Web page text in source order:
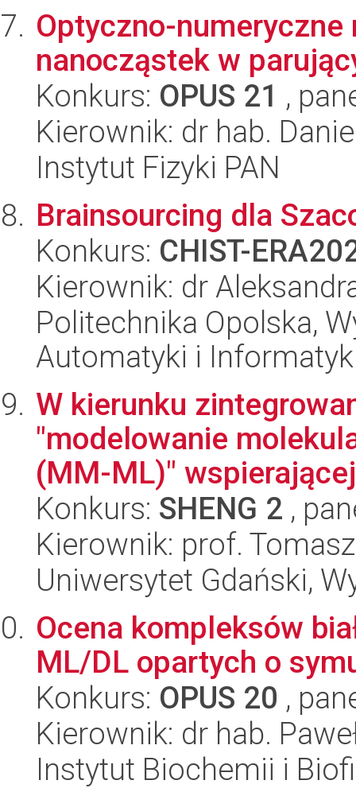
Optyczno-
nanocząstek w
Konkurs: OPUS 21 ,
Kierownik: dr hab.
Instytut Fizyki PAN
Brainsourcing dla
Konkurs: CHIST-
Kierownik: dr
Politechnika Opolska,
Automatyki i
W kierunku
"modelowanie
(MM-ML)"
Konkurs: SHENG 2 ,
Kierownik: prof.
Uniwersytet Gdański,
Ocena kompleksów
ML/DL opartych o
Konkurs: OPUS 20 ,
Kierownik: dr hab.
Instytut Biochemii i